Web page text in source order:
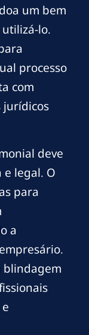
um bem
lo.
processo
com
jurídicos
deve
legal. O
para
a
blindagem